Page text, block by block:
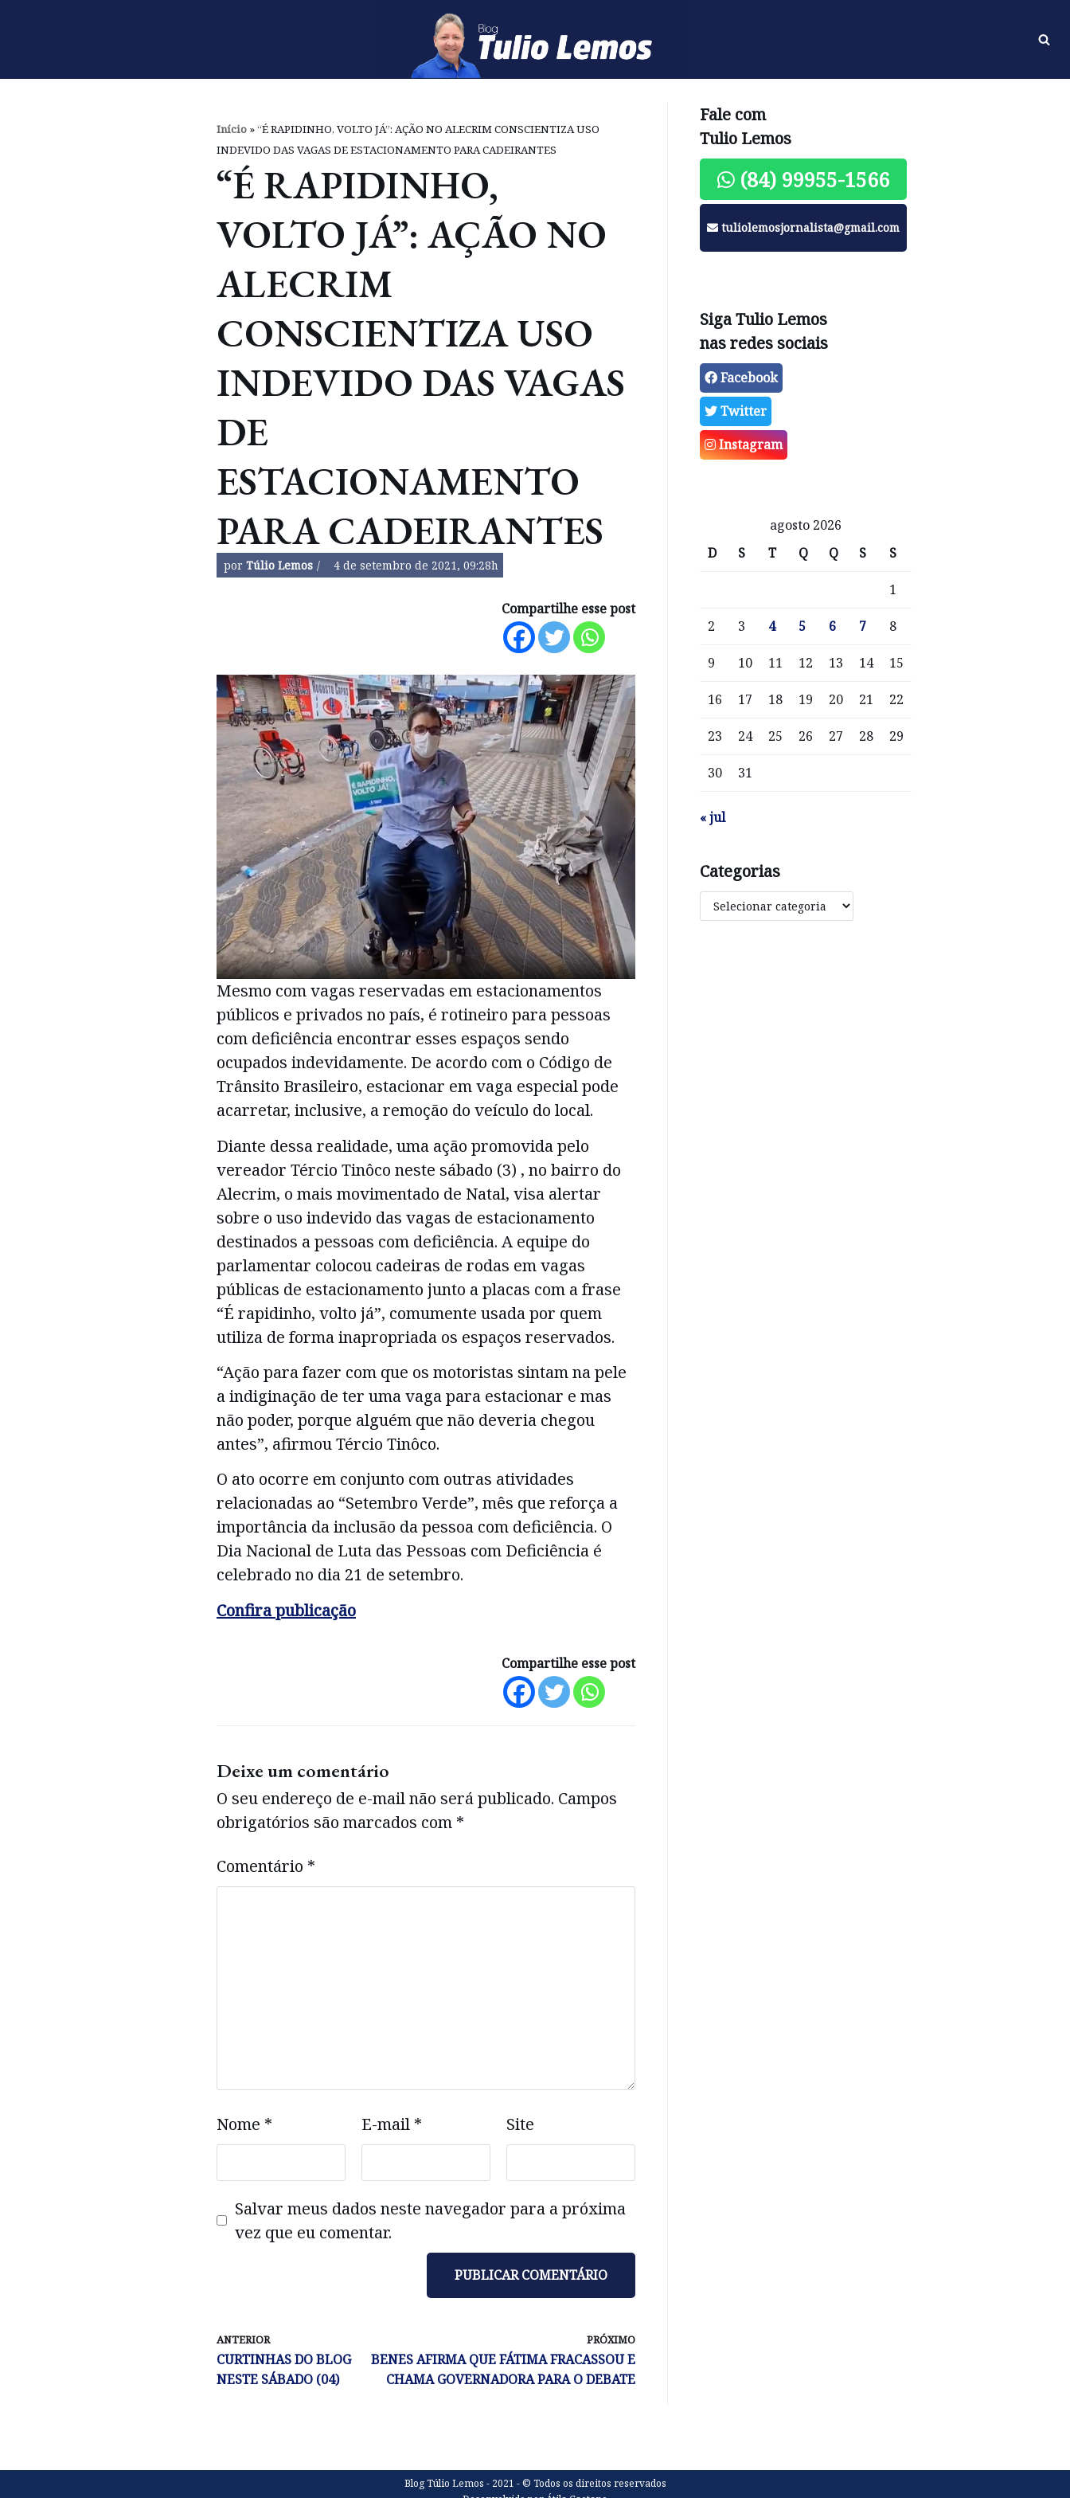
o
Início »“É RAPIDINHO, VOLTO JÁ”: AÇÃO NO ALECRIM CONSCIENTIZA USO
INDEVIDO DAS VAGAS DE ESTACIONAMENTO PARA CADEIRANTES
“É RAPIDINHO,
VOLTO JÁ”: AÇÃO NO
ALECRIM
CONSCIENTIZA USO
INDEVIDO DAS VAGAS
DE
ESTACIONAMENTO
PARA CADEIRANTES
por Túlio Lemos 4 de setembro de 2021, 09:28h
Compartilhe esse post
Mesmo com vagas reservadas em estacionamentos
públicos e privados no país, é rotineiro para pessoas
com deficiência encontrar esses espaços sendo
ocupados indevidamente. De acordo com o Código de
Trânsito Brasileiro, estacionar em vaga especial pode
acarretar, inclusive, a remoção do veículo do local.
Diante dessa realidade, uma ação promovida pelo
vereador Tércio Tinôco neste sábado (3) , no bairro do
Alecrim, o mais movimentado de Natal, visa alertar
sobre o uso indevido das vagas de estacionamento
destinados a pessoas com deficiência. A equipe do
parlamentar colocou cadeiras de rodas em vagas
públicas de estacionamento junto a placas com a frase
“É rapidinho, volto já”, comumente usada por quem
utiliza de forma inapropriada os espaços reservados.
“Ação para fazer com que os motoristas sintam na pele
a indiginação de ter uma vaga para estacionar e mas
não poder, porque alguém que não deveria chegou
antes”, afirmou Tércio Tinôco.
O ato ocorre em conjunto com outras atividades
relacionadas ao “Setembro Verde”, mês que reforça a
importância da inclusão da pessoa com deficiência. O
Dia Nacional de Luta das Pessoas com Deficiência é
celebrado no dia 21 de setembro.
Confira publicação
Compartilhe esse post
Deixe um comentário
O seu endereço de e-mail não será publicado. Campos
obrigatórios são marcados com *
Comentário *
Nome * E-mail * Site
Salvar meus dados neste navegador para a próxima
vez que eu comentar.
ANTERIOR
CURTINHAS DO BLOG
NESTE SÁBADO (04)
PRÓXIMO
BENES AFIRMA QUE FÁTIMA FRACASSOU E
CHAMA GOVERNADORA PARA O DEBATE
Fale com
Tulio Lemos
(84) 99955-1566
tuliolemosjornalista@gmail.com
Siga Tulio Lemos
nas redes sociais
Facebook
Twitter
Instagram
agosto 2026
D
S T Q Q S S
1
2 3 4 5 6 7 8
9 10 11 12 13 14 15
16 17 18 19 20 21 22
23 24 25 26 27 28 29
30 31
« jul
Categorias
Blog Túlio Lemos - 2021 - © Todos os direitos reservados